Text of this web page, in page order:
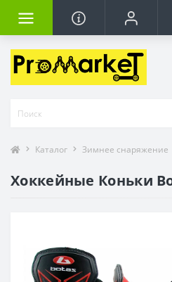
Каталог Зимнее снаряжение
Хоккейные Коньки